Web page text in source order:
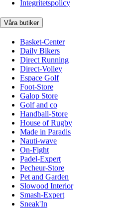
Integritetspolicy
Våra butiker
Basket-Center
Daily Bikers
Direct Running
Direct-Volley
Espace Golf
Foot-Store
Galop Store
Golf and co
Handball-Store
House of Rugby
Made in Paradis
Nauti-wave
On-Fight
Padel-Expert
Pecheur-Store
Pet and Garden
Slowood Interior
Smash-Expert
Sneak'In